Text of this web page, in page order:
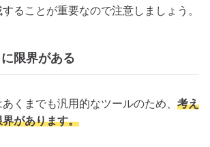
ることが重要なので注意しましょう。
限界がある
くまでも汎用的なツールのため、 考え
があります。